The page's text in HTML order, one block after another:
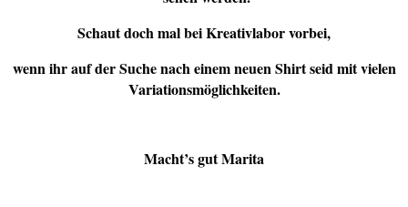
Schaut doch mal bei Kreativlabor vorbei,
wenn ihr auf der Suche nach einem neuen Shirt seid mit vielen
Variationsmöglichkeiten.
Macht’s gut Marita